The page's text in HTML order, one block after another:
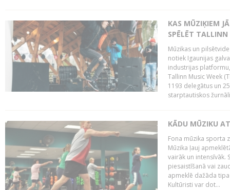
KAS MŪZIĶIEM
SPĒLĒT TALLINN
Mūzikas un
notiek Igaunijas
industrijas
Tallinn Music Week
1193 delegātus un
starptautiskos
KĀDU MŪZIKU
Fona mūzika sporta
Mūzika ļauj
vairāk un intensīvāk.
piesaistīšanā vai
apmeklē dažāda
Kultūristi var dot...